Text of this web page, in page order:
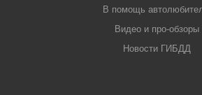
В помощь
Видео и про-обзоры
Новости ГИБДД